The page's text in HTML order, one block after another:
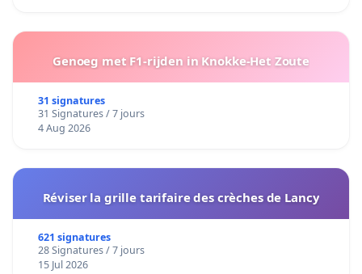
Genoeg met F1-rijden in Knokke-Het Zoute
31 signatures
31 Signatures / 7 jours
4 Aug 2026
Réviser la grille tarifaire des crèches de Lancy
621 signatures
28 Signatures / 7 jours
15 Jul 2026